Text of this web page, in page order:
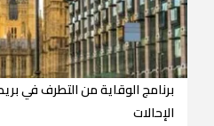
برنامج الوقاية من التطرف في
الإحالات